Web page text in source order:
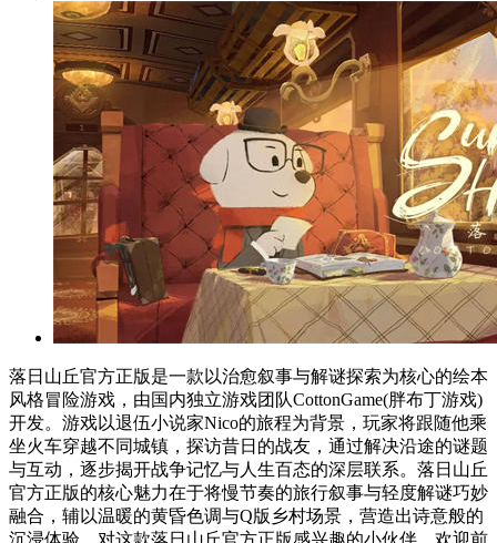
落日山丘官方正版是一款以治愈叙事与解谜探索为核心的绘本
风格冒险游戏，由国内独立游戏团队CottonGame(胖布丁游戏)
开发。游戏以退伍小说家Nico的旅程为背景，玩家将跟随他乘
坐火车穿越不同城镇，探访昔日的战友，通过解决沿途的谜题
与互动，逐步揭开战争记忆与人生百态的深层联系。落日山丘
官方正版的核心魅力在于将慢节奏的旅行叙事与轻度解谜巧妙
融合，辅以温暖的黄昏色调与Q版乡村场景，营造出诗意般的
沉浸体验。对这款落日山丘官方正版感兴趣的小伙伴，欢迎前